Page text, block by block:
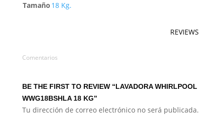
Tamaño 18 Kg.
REVIEWS
Comentarios
BE THE FIRST TO REVIEW “LAVADORA WHIRLPOOL
WWG18BSHLA 18 KG”
Tu dirección de correo electrónico no será publicada.